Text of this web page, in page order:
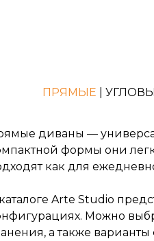
ПРЯМЫЕ
диваны —
формы они
как для
Arte Studio
Можно
а также